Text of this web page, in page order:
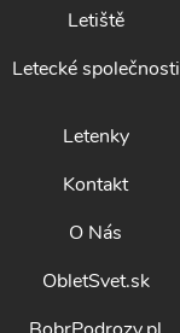
Letiště
Letecké společnosti
Letenky
Kontakt
O Nás
ObletSvet.sk